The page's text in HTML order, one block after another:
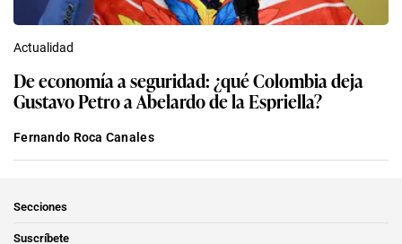
Actualidad
De economía a seguridad: ¿qué Colombia deja
Gustavo Petro a Abelardo de la Espriella?
Fernando Roca Canales
Secciones
Suscríbete